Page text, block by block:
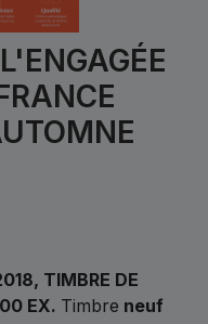
TIMBRE DE
EX. Timbre neuf